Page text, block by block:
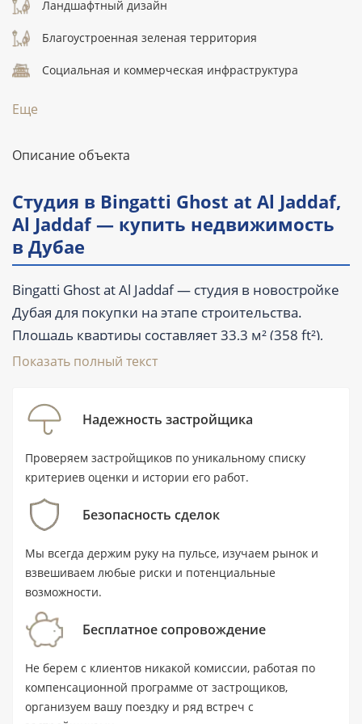
Ландшафтный дизайн
Благоустроенная зеленая территория
Социальная и коммерческая инфраструктура
Еще
Описание объекта
Студия в Bingatti Ghost at Al Jaddaf,
Al Jaddaf — купить недвижимость
в Дубае
Bingatti Ghost at Al Jaddaf — студия в новостройке
Дубая для покупки на этапе строительства.
Площадь квартиры составляет 33,3 м² (358 ft²),
предусмотрен 1 санузел, балкон и терраса.
передача запланирована на III квартал 2026 года.
Стоимость — от 888 000 AED.
Ключевые характеристики
Тип: квартира, студия с 1 санузлом.
Площадь: 33,3 м² (358 ft²).
Цена: от 888 000 AED.
объекта — III квартал 2026 года.
Station находится в 2 км.
До воды — 2,8 км, до аэропорта — 19
Показать полный текст
Надежность застройщика
Проверяем застройщиков по уникальному списку
критериев оценки и истории его работ.
Безопасность сделок
Мы всегда держим руку на пульсе, изучаем рынок и
взвешиваем любые риски и потенциальные
возможности.
Бесплатное сопровождение
Не берем с клиентов никакой комиссии, работая по
компенсационной программе от застрощиков,
организуем вашу поездку и ряд встреч с